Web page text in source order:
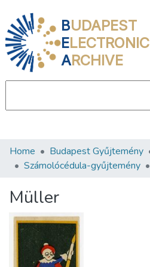
BUDAPEST
ELECTRONIC
ARCHIVE
Communities & Collections
Statistics
About us
Home Budapest Gyűjtemény
Számolócédula-gyűjtemény
Müller